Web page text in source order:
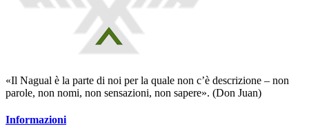
«Il Nagual è la parte di noi per la quale non c’è descrizione – non
parole, non nomi, non sensazioni, non sapere». (Don Juan)
Informazioni